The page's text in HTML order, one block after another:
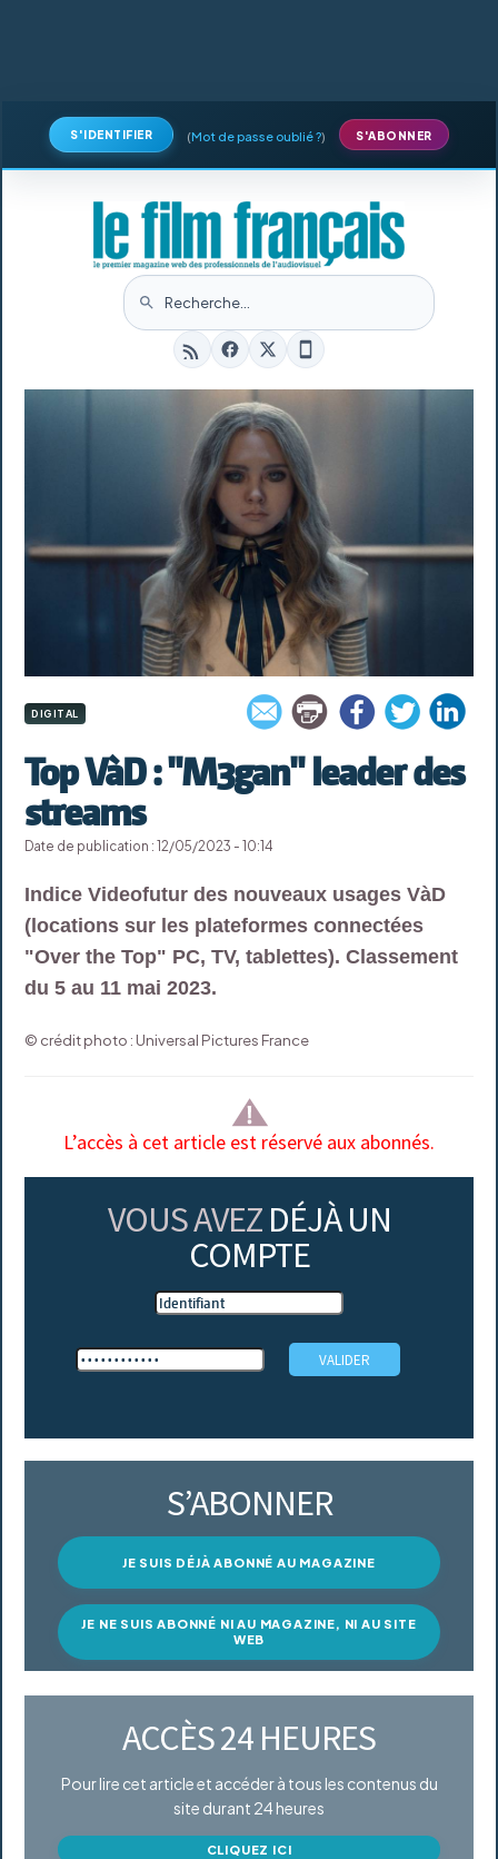
S'IDENTIFIER (Mot de passe oublié ?) S'ABONNER
DIGITAL
Top VàD : "M3gan" leader des
streams
Date de publication : 12/05/2023 - 10:14
Indice Videofutur des nouveaux usages VàD
(locations sur les plateformes connectées
"Over the Top" PC, TV, tablettes). Classement
du 5 au 11 mai 2023.
© crédit photo : Universal Pictures France
L’accès à cet article est réservé aux abonnés.
VOUS AVEZ DÉJÀ UN
COMPTE
S’ABONNER
JE SUIS DÉJÀ ABONNÉ AU MAGAZINE
JE NE SUIS ABONNÉ NI AU MAGAZINE, NI AU SITE
WEB
ACCÈS 24 HEURES
Pour lire cet article et accéder à tous les contenus du
site durant 24 heures
CLIQUEZ ICI